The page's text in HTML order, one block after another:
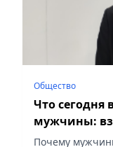
Общество
Что сегодня
мужчины:
Геращенко
Почему